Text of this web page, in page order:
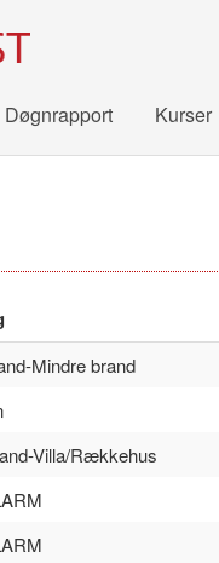
Døgnrapport Kurser
Mindre brand
Villa/Rækkehus